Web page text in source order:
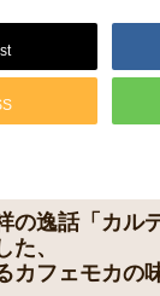
の逸話「カル
た、
カフェモカの